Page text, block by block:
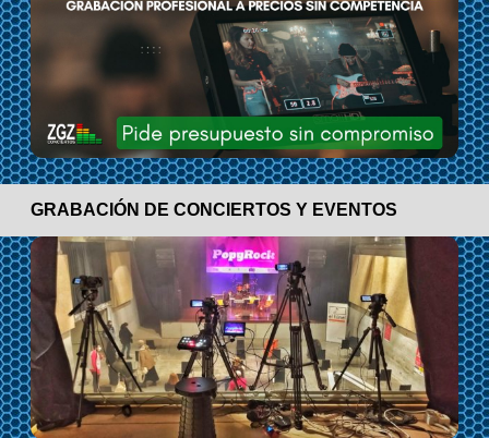
GRABACIÓN DE CONCIERTOS Y EVENTOS